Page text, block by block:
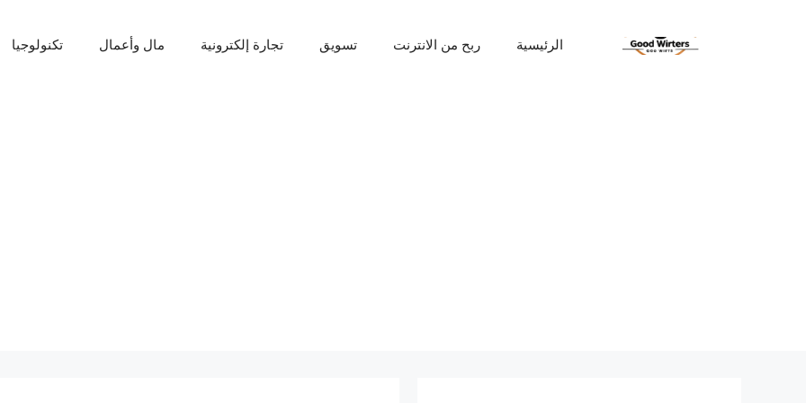
الرئيسية ربح من الانترنت تسويق تجارة إلكترونية مال وأعمال تكنولوجيا